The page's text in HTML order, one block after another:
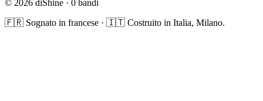
© 2026 diShine · 0 bandi
🇫🇷 Sognato in francese · 🇮🇹 Costruito in Italia, Milano.